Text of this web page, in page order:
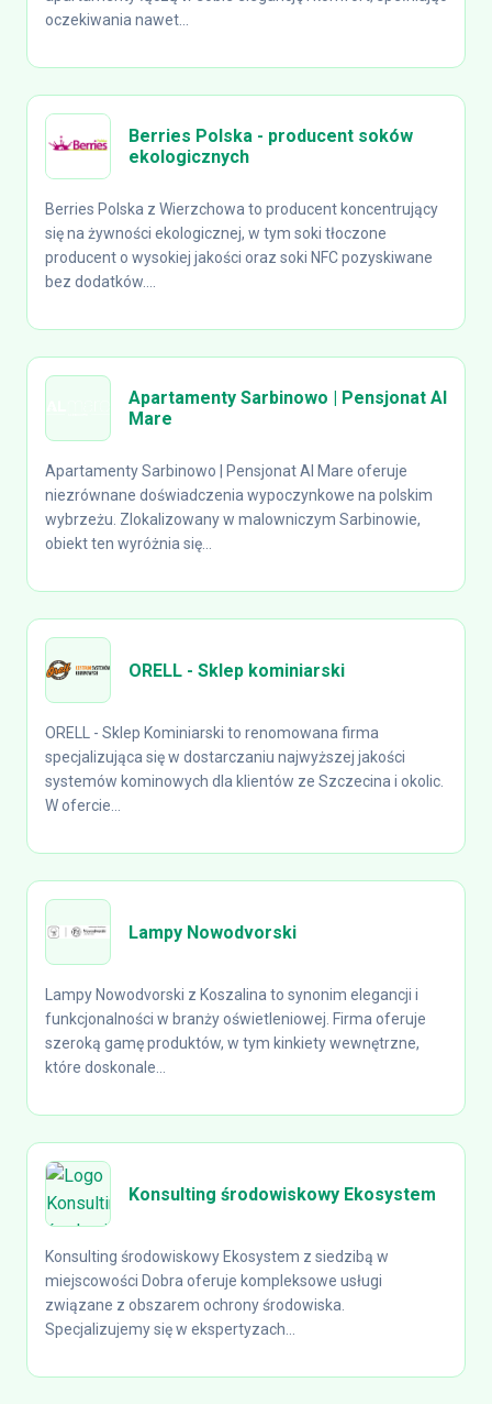
oczekiwania nawet...
Berries Polska - producent soków
ekologicznych
Berries Polska z Wierzchowa to producent koncentrujący
się na żywności ekologicznej, w tym soki tłoczone
producent o wysokiej jakości oraz soki NFC pozyskiwane
bez dodatków....
Apartamenty Sarbinowo | Pensjonat Al
Mare
Apartamenty Sarbinowo | Pensjonat Al Mare oferuje
niezrównane doświadczenia wypoczynkowe na polskim
wybrzeżu. Zlokalizowany w malowniczym Sarbinowie,
obiekt ten wyróżnia się...
ORELL - Sklep kominiarski
ORELL - Sklep Kominiarski to renomowana firma
specjalizująca się w dostarczaniu najwyższej jakości
systemów kominowych dla klientów ze Szczecina i okolic.
W ofercie...
Lampy Nowodvorski
Lampy Nowodvorski z Koszalina to synonim elegancji i
funkcjonalności w branży oświetleniowej. Firma oferuje
szeroką gamę produktów, w tym kinkiety wewnętrzne,
które doskonale...
Konsulting środowiskowy Ekosystem
Konsulting środowiskowy Ekosystem z siedzibą w
miejscowości Dobra oferuje kompleksowe usługi
związane z obszarem ochrony środowiska.
Specjalizujemy się w ekspertyzach...